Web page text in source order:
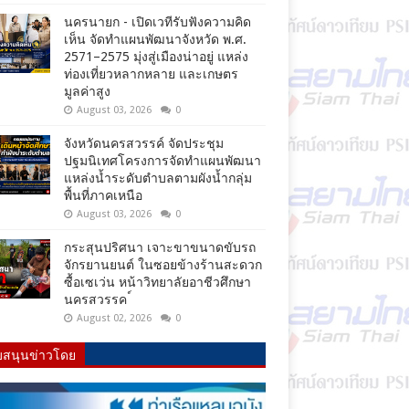
นครนายก - เปิดเวทีรับฟังความคิด
เห็น จัดทำแผนพัฒนาจังหวัด พ.ศ.
2571–2575 มุ่งสู่เมืองน่าอยู่ แหล่ง
ท่องเที่ยวหลากหลาย และเกษตร
มูลค่าสูง
August 03, 2026 0
จังหวัดนครสวรรค์ จัดประชุม
ปฐมนิเทศโครงการจัดทำแผนพัฒนา
แหล่งน้ำระดับตำบลตามผังน้ำกลุ่ม
พื้นที่ภาคเหนือ
August 03, 2026 0
กระสุนปริศนา เจาะขาขนาดขับรถ
จักรยานยนต์ ในซอยข้างร้านสะดวก
ซื้อเซเว่น หน้าวิทยาลัยอาชีวศึกษา
นครสวรรค ์
August 02, 2026 0
นุนข่าวโดย